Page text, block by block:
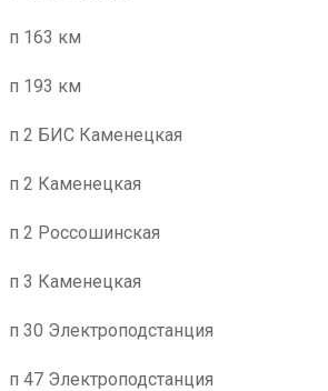
п 163 км
п 193 км
п 2 БИС Каменецкая
п 2 Каменецкая
п 2 Россошинская
п 3 Каменецкая
п 30 Электроподстанция
п 47 Электроподстанция